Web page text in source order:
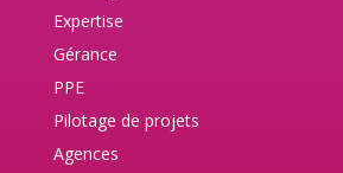
Expertise
Gérance
PPE
Pilotage de projets
Agences